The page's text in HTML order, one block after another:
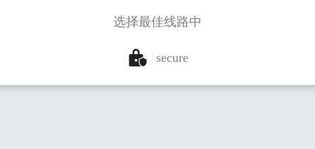
选择最佳线路中
secure